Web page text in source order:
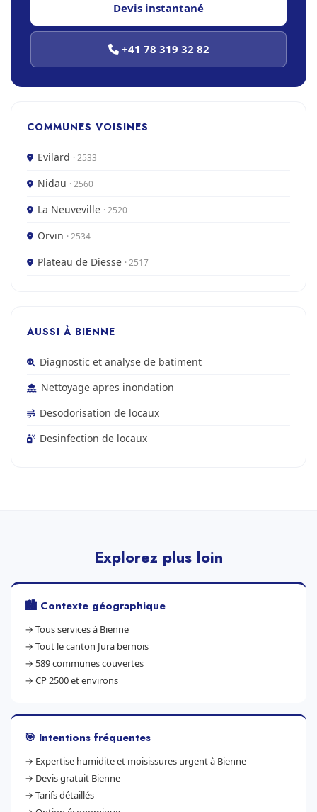
Devis instantané
+41 78 319 32 82
COMMUNES VOISINES
Evilard · 2533
Nidau · 2560
La Neuveville · 2520
Orvin · 2534
Plateau de Diesse · 2517
AUSSI À BIENNE
Diagnostic et analyse de batiment
Nettoyage apres inondation
Desodorisation de locaux
Desinfection de locaux
Explorez plus loin
🏙️ Contexte géographique
→ Tous services à Bienne
→ Tout le canton Jura bernois
→ 589 communes couvertes
→ CP 2500 et environs
🎯 Intentions fréquentes
→ Expertise humidite et moisissures urgent à Bienne
→ Devis gratuit Bienne
→ Tarifs détaillés